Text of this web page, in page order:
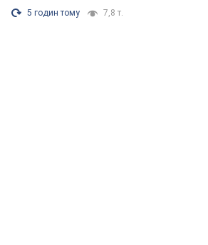
5 годин тому 7,8 т.